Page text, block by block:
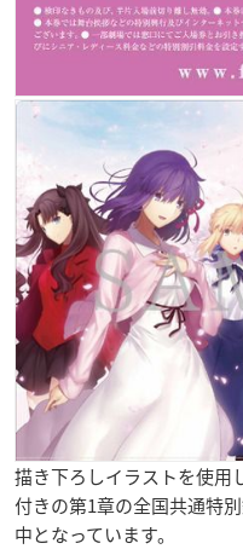
描き下ろしイラストを使用
付きの第1章の全国共通特
中となっています。